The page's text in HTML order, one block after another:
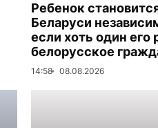
Ребенок
Беларуси
если хоть один его
белорусское
14:58 08.08.2026